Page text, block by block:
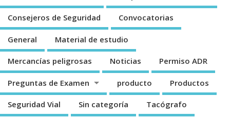
Consejeros de Seguridad Convocatorias
General Material de estudio
Mercancí­as peligrosas Noticias Permiso ADR
Preguntas de Examen producto Productos
Seguridad Vial Sin categorí­a Tacógrafo